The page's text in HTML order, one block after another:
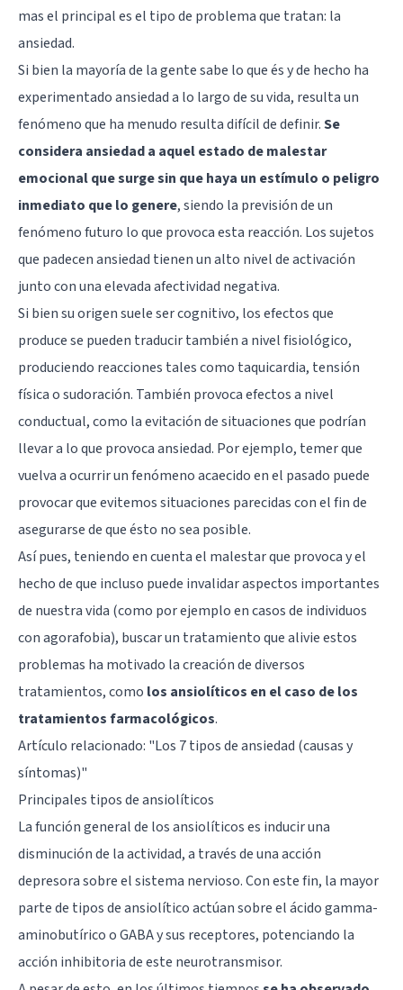
mas el principal es el tipo de problema que tratan: la
ansiedad.
Si bien la mayoría de la gente sabe lo que és y de hecho ha
experimentado ansiedad a lo largo de su vida, resulta un
fenómeno que ha menudo resulta difícil de definir.Se
considera ansiedad a aquel estado de malestar
emocional que surge sin que haya un estímulo o peligro
inmediato que lo genere, siendo la previsión de un
fenómeno futuro lo que provoca esta reacción. Los sujetos
que padecen ansiedad tienen un alto nivel de activación
junto con una elevada afectividad negativa.
Si bien su origen suele ser cognitivo, los efectos que
produce se pueden traducir también a nivel fisiológico,
produciendo reacciones tales como taquicardia, tensión
física o sudoración. También provoca efectos a nivel
conductual, como la evitación de situaciones que podrían
llevar a lo que provoca ansiedad. Por ejemplo, temer que
vuelva a ocurrir un fenómeno acaecido en el pasado puede
provocar que evitemos situaciones parecidas con el fin de
asegurarse de que ésto no sea posible.
Así pues, teniendo en cuenta el malestar que provoca y el
hecho de que incluso puede invalidar aspectos importantes
de nuestra vida (como por ejemplo en casos de individuos
con agorafobia), buscar un tratamiento que alivie estos
problemas ha motivado la creación de diversos
tratamientos, como los ansiolíticos en el caso de los
tratamientos farmacológicos.
Artículo relacionado: "Los 7 tipos de ansiedad (causas y
síntomas)"
Principales tipos de ansiolíticos
La función general de los ansiolíticos es inducir una
disminución de la actividad, a través de una acción
depresora sobre el sistema nervioso. Con este fin, la mayor
parte de tipos de ansiolítico actúan sobre elácido gamma-
aminobutírico o GABAy sus receptores, potenciando la
acción inhibitoria de este neurotransmisor.